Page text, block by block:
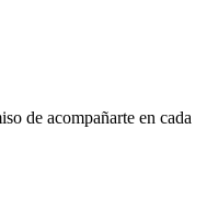
de acompañarte en cada